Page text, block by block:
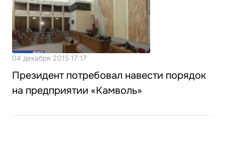
04 декабря 2015 17:17
Президент потребовал навести порядок
на предприятии «Камволь»